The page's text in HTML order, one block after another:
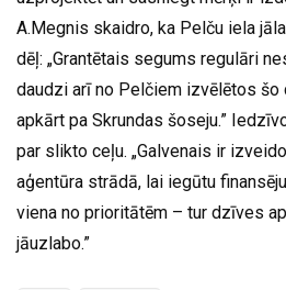
A.Megnis skaidro, ka Pelču iela
dēļ: „Grantētais segums regulāri
daudzi arī no Pelčiem izvēlētos šo
apkārt pa Skrundas šoseju.”
par slikto ceļu. „Galvenais ir
aģentūra strādā, lai iegūtu
viena no prioritātēm – tur dzīves
jāuzlabo.”